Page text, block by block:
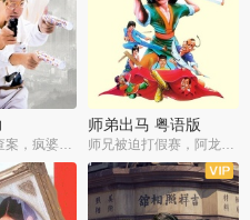
朱古力乌龙查案，疯婆子神助攻
师弟出马 粤语版
师兄被迫打假赛，阿龙追查斗黑帮